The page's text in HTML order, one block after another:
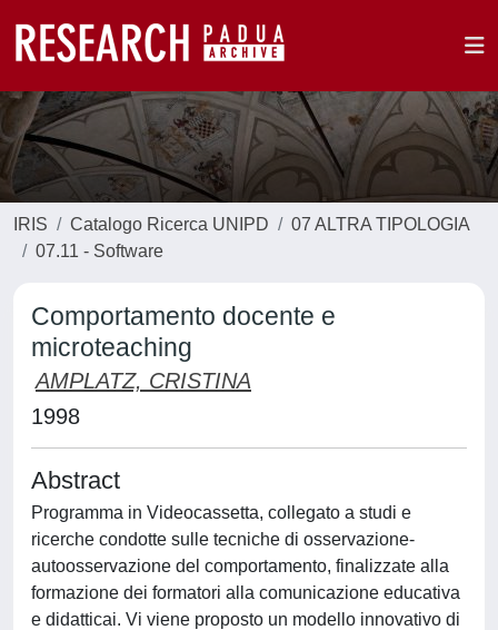
IRIS Catalogo Ricerca UNIPD
07 ALTRA TIPOLOGIA
07.11 - Software
Comportamento docente e
microteaching
AMPLATZ, CRISTINA
1998
Abstract
Programma in Videocassetta, collegato a studi e
ricerche condotte sulle tecniche di osservazione-
autoosservazione del comportamento, finalizzate alla
formazione dei formatori alla comunicazione educativa
e didatticai. Vi viene proposto un modello innovativo di